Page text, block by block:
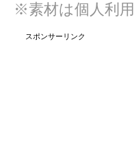
※素材は個人利
スポンサーリンク